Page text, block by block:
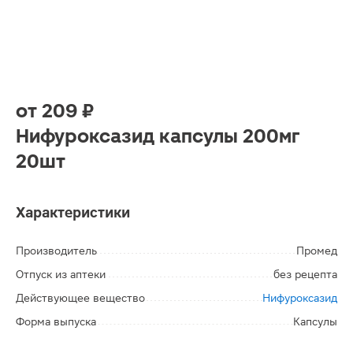
от 209 ₽
Нифуроксазид капсулы 200мг
20шт
Характеристики
Производитель
Промед
Отпуск из аптеки
без рецепта
Действующее вещество
Нифуроксазид
Форма выпуска
Капсулы